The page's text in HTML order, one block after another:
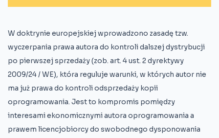
W doktrynie europejskiej wprowadzono zasadę tzw.
wyczerpania prawa autora do kontroli dalszej dystrybucji
po pierwszej sprzedaży (zob. art. 4 ust. 2 dyrektywy
2009/24 / WE), która reguluje warunki, w których autor nie
ma już prawa do kontroli odsprzedaży kopii
oprogramowania. Jest to kompromis pomiędzy
interesami ekonomicznymi autora oprogramowania a
prawem licencjobiorcy do swobodnego dysponowania